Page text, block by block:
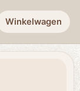
Winkelwagen